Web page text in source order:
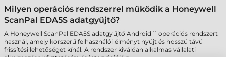
Milyen operációs rendszerrel működik a Honeywell
ScanPal EDA5S adatgyűjtő?
A Honeywell ScanPal EDA5S adatgyűjtő Android 11 operációs rendszert
használ, amely korszerű felhasználói élményt nyújt és hosszú távú
frissítési lehetőséget kínál. A rendszer kiválóan alkalmas vállalati
alkalmazások futtatására és integrációjára.